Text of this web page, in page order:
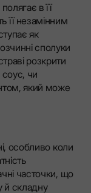
в її
її незамінним
як
сполуки
розкрити
чи
який може
особливо коли
часточки, що
й складну